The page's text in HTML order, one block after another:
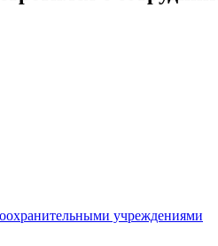
учреждениями